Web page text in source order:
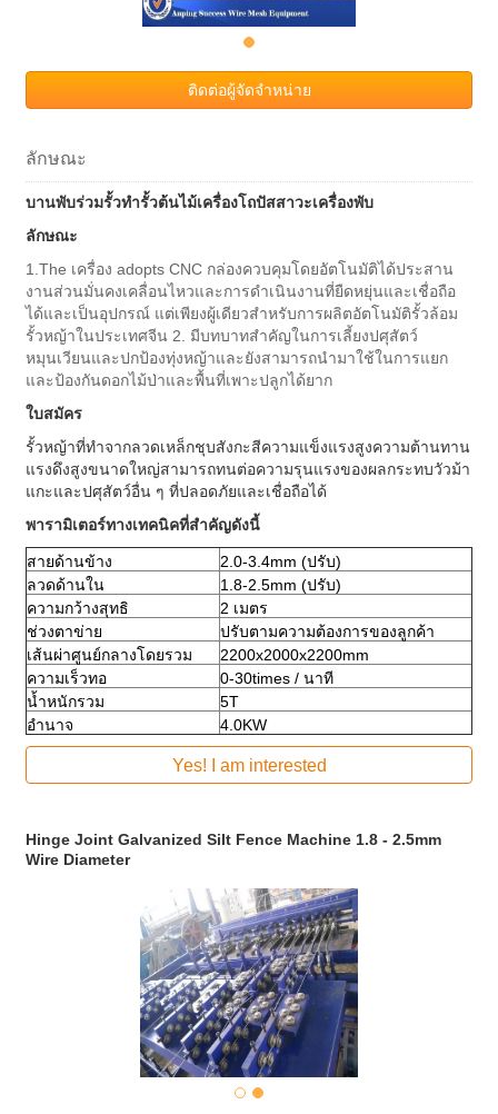
ติดต่อผู้จัดจำหน่าย
ลักษณะ
บานพับร่วมรั้วทำรั้วต้นไม้เครื่องโถปัสสาวะเครื่องพับ
ลักษณะ
1.The เครื่อง adopts CNC กล่องควบคุมโดยอัตโนมัติได้ประสาน
งานส่วนมั่นคงเคลื่อนไหวและการดำเนินงานที่ยืดหยุ่นและเชื่อถือ
ได้และเป็นอุปกรณ์ แต่เพียงผู้เดียวสำหรับการผลิตอัตโนมัติรั้วล้อม
รั้วหญ้าในประเทศจีน 2. มีบทบาทสำคัญในการเลี้ยงปศุสัตว์
หมุนเวียนและปกป้องทุ่งหญ้าและยังสามารถนำมาใช้ในการแยก
และป้องกันดอกไม้ป่าและพื้นที่เพาะปลูกได้ยาก
ใบสมัคร
รั้วหญ้าที่ทำจากลวดเหล็กชุบสังกะสีความแข็งแรงสูงความต้านทาน
แรงดึงสูงขนาดใหญ่สามารถทนต่อความรุนแรงของผลกระทบวัวม้า
แกะและปศุสัตว์อื่น ๆ ที่ปลอดภัยและเชื่อถือได้
พารามิเตอร์ทางเทคนิคที่สำคัญดังนี้
สายด้านข้าง
2.0-3.4mm (ปรับ)
ลวดด้านใน
1.8-2.5mm (ปรับ)
ความกว้างสุทธิ
2 เมตร
ช่วงตาข่าย
ปรับตามความต้องการของลูกค้า
เส้นผ่าศูนย์กลางโดยรวม
2200x2000x2200mm
ความเร็วทอ
0-30times / นาที
น้ำหนักรวม
5T
อำนาจ
4.0KW
Yes! I am interested
Hinge Joint Galvanized Silt Fence Machine 1.8 - 2.5mm
Wire Diameter